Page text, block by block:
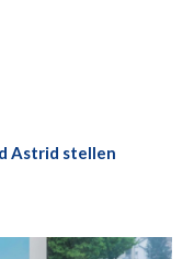
Astrid stellen